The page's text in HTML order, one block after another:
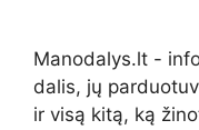
Manodalys.lt -
dalis, jų
ir visą kitą, ką